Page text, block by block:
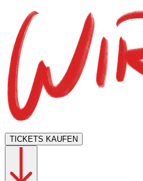
TICKETS KAUFEN